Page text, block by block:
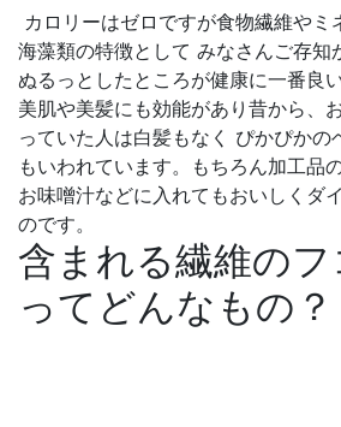
カロリーはゼロですが食物繊維やミ
海藻類の特徴として みなさんご存知
ぬるっとしたところが健康に一番良
美肌や美髪にも効能があり昔から、
っていた人は白髪もなく ぴかぴかの
もいわれています。もちろん加工品
お味噌汁などに入れてもおいしくダ
のです。
含まれる繊維の
ってどんなもの？